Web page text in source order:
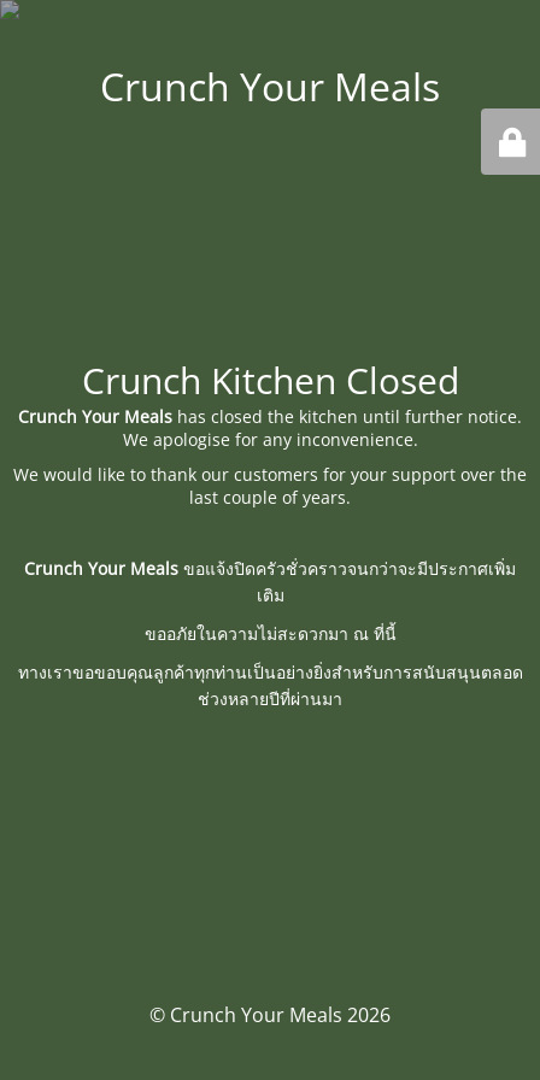
Crunch Your Meals
Crunch Kitchen Closed
Crunch Your Meals has closed the kitchen until further notice.
We apologise for any inconvenience.
We would like to thank our customers for your support over the
last couple of years.
Crunch Your Meals ขอแจ้งปิดครัวชั่วคราวจนกว่าจะมีประกาศเพิ่ม
เติม
ขออภัยในความไม่สะดวกมา ณ ที่นี้
ทางเราขอขอบคุณลูกค้าทุกท่านเป็นอย่างยิ่งสำหรับการสนับสนุนตลอด
ช่วงหลายปีที่ผ่านมา
© Crunch Your Meals 2026